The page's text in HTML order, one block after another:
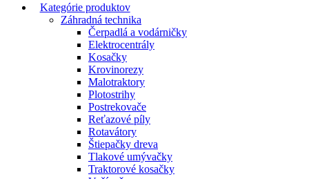
Kategórie produktov
Záhradná technika
Čerpadlá a vodárničky
Elektrocentrály
Kosačky
Krovinorezy
Malotraktory
Plotostrihy
Postrekovače
Reťazové píly
Rotavátory
Štiepačky dreva
Tlakové umývačky
Traktorové kosačky